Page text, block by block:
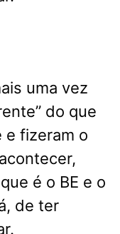
uma vez
do que
e fizeram o
é o BE e o
de ter